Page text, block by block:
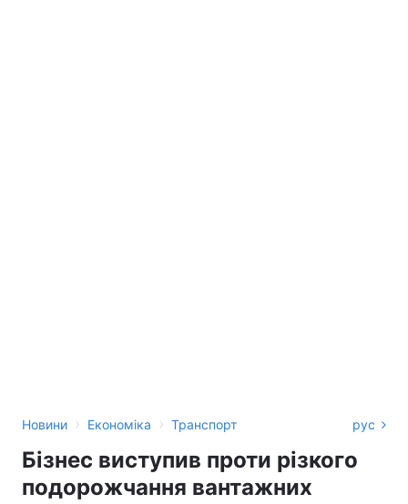
Новини › Економіка › Транспорт рус
Бізнес виступив проти різкого
подорожчання вантажних